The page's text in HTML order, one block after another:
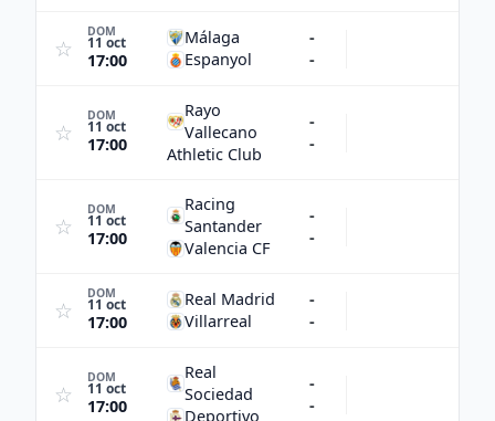
☆
DOM
11 oct
17:00
Málaga
Espanyol
-
-
☆
DOM
11 oct
17:00
Rayo
Vallecano
Athletic Club
-
-
☆
DOM
11 oct
17:00
Racing
Santander
Valencia CF
-
-
☆
DOM
11 oct
17:00
Real Madrid
Villarreal
-
-
☆
DOM
11 oct
17:00
Real
Sociedad
Deportivo
-
-